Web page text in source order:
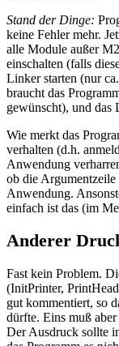
Stand der Dinge:
keine Fehler mehr.
alle Module außer
einschalten (falls
Linker starten (nur
braucht das
gewünscht), und das
Wie merkt das
verhalten (d.h.
Anwendung
ob die
Anwendung.
einfach ist das (im
Anderer
Fast kein Problem.
(InitPrinter,
gut kommentiert, so
dürfte. Eins muß
Der Ausdruck sollte